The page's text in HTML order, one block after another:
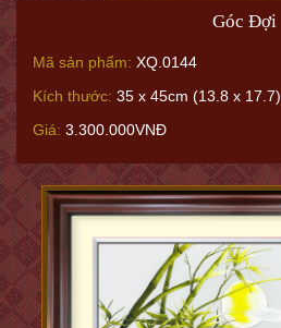
Góc Đợi
Mã sản phẩm: XQ.0144
Kích thước: 35 x 45cm (13.8 x 17.7)
Giá: 3.300.000VNĐ